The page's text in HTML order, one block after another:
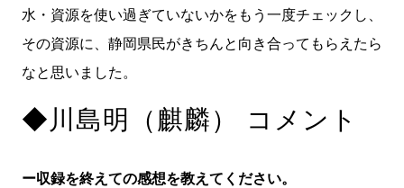
水・資源を使い過ぎていないかをもう一度チェックし、
その資源に、静岡県民がきちんと向き合ってもらえたら
なと思いました。
◆川島明（麒麟） コメント
ー収録を終えての感想を教えてください。